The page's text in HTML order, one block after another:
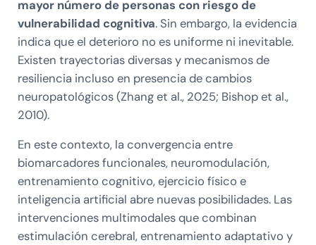
mayor número de personas con riesgo de
vulnerabilidad cognitiva. Sin embargo, la evidencia
indica que el deterioro no es uniforme ni inevitable.
Existen trayectorias diversas y mecanismos de
resiliencia incluso en presencia de cambios
neuropatológicos (Zhang et al., 2025; Bishop et al.,
2010).
En este contexto, la convergencia entre
biomarcadores funcionales, neuromodulación,
entrenamiento cognitivo, ejercicio físico e
inteligencia artificial abre nuevas posibilidades. Las
intervenciones multimodales que combinan
estimulación cerebral, entrenamiento adaptativo y